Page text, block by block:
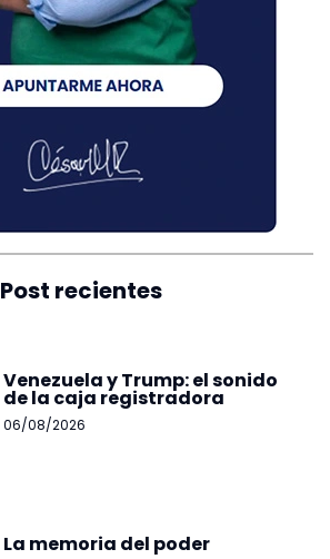
Post recientes
Venezuela y Trump: el sonido
de la caja registradora
06/08/2026
La memoria del poder